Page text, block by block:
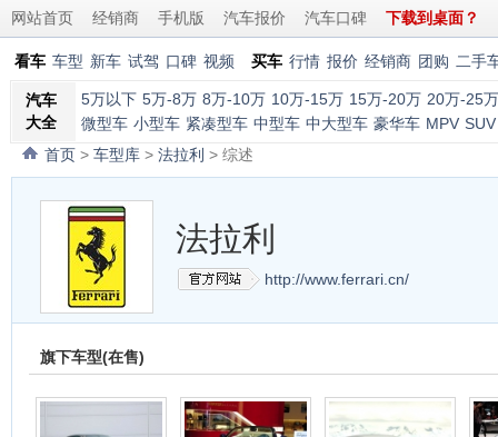
网站首页 经销商 手机版 汽车报价 汽车口碑 下载到桌面？
看车 车型 新车 试驾 口碑 视频 买车 行情 报价 经销商 团购 二手
汽车
大全
5万以下 5万-8万 8万-10万 10万-15万 15万-20万 20万-25万
微型车 小型车 紧凑型车 中型车 中大型车 豪华车 MPV SUV
首页 > 车型库 > 法拉利 > 综述
法拉利
http://www.ferrari.cn/
旗下车型(在售)